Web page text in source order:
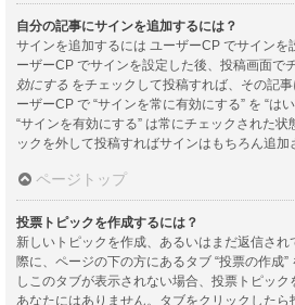
自分の記事にサインを追加するには？
サインを追加するには ユーザーCP でサインを
ーザーCP でサインを設定した後、投稿画面で
効にする をチェックして投稿すれば、その記
ーザーCP で “サインを常に有効にする” を “は
“サインを有効にする” は常にチェックされた
ックを外して投稿すればサインはもちろん追加
ページトップ
投票トピックを作成するには？
新しいトピックを作成、あるいはまだ返信さ
際に、ページの下の方にあるタブ “投票の作成
しこのタブが表示されない場合、投票トピッ
あなたにはありません。タブをクリックした